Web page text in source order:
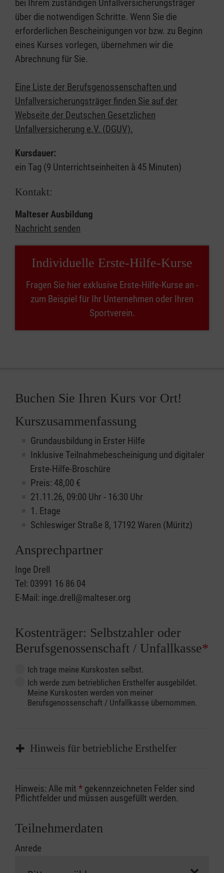
bei Ihrem zuständigen Unfallversicherungsträger
über die notwendigen Schritte. Wenn Sie die
erforderlichen Bescheinigungen vor bzw. zu Beginn
eines Kurses vorlegen, übernehmen wir die
Abrechnung für Sie.
Eine Liste der Berufsgenossenschaften und
Unfallversicherungsträger finden Sie auf der
Webseite der Deutschen Gesetzlichen
Unfallversicherung e.V. (DGUV).
Kursdauer:
ein Tag (9 Unterrichtseinheiten à 45 Minuten)
Kontakt:
Malteser Ausbildung
Nachricht senden
Individuelle Erste-Hilfe-Kurse
Fragen Sie hier exklusive Erste-Hilfe-Kurse an -
zum Beispiel für Ihr Unternehmen oder Ihren
Sportverein.
Buchen Sie Ihren Kurs vor Ort!
Kurszusammenfassung
Grundausbildung in Erster Hilfe
Inklusive Teilnahmebescheinigung und digitaler
Erste-Hilfe-Broschüre
Preis: 48,00 €
21.11.26, 09:00 Uhr - 16:30 Uhr
1. Etage
Schleswiger Straße 8, 17192 Waren (Müritz)
Ansprechpartner
Inge Drell
Tel: 03991 16 86 04
E-Mail: inge.drell@malteser.org
Kostenträger: Selbstzahler oder
Berufsgenossenschaft / Unfallkasse*
Ich trage meine Kurskosten selbst.
Ich werde zum betrieblichen Ersthelfer ausgebildet.
Meine Kurskosten werden von meiner
Berufsgenossenschaft / Unfallkasse übernommen.
Hinweis für betriebliche Ersthelfer
Sofern Sie ein Kostenübernahmeverfahren
Ihrer Berufsgenossenschaft / Unfallkasse
Abrechnungsunterlagen spätestens zu
erfolgt eine Abrechnung der vollen Kursgebühr
Hinweis: Alle mit * gekennzeichneten Felder sind
Pflichtfelder und müssen ausgefüllt werden.
Teilnehmerdaten
Anrede